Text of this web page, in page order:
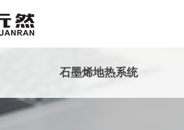
石墨烯地热系统